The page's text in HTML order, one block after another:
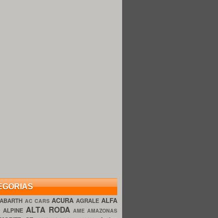
ABARTH AC CARS ACURA AGRALE ALFA
ALPINEALTA RODA AME AMAZONAS